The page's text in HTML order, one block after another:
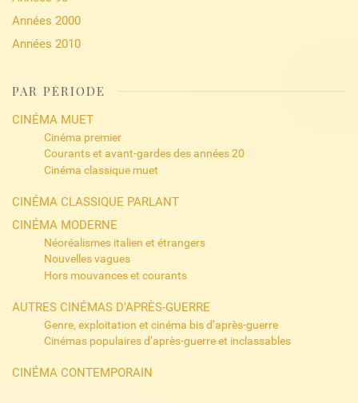
Années 2000
Années 2010
PAR PÉRIODE
CINÉMA MUET
Cinéma premier
Courants et avant-gardes des années 20
Cinéma classique muet
CINÉMA CLASSIQUE PARLANT
CINÉMA MODERNE
Néoréalismes italien et étrangers
Nouvelles vagues
Hors mouvances et courants
AUTRES CINÉMAS D’APRÈS-GUERRE
Genre, exploitation et cinéma bis d’après-guerre
Cinémas populaires d’après-guerre et inclassables
CINÉMA CONTEMPORAIN